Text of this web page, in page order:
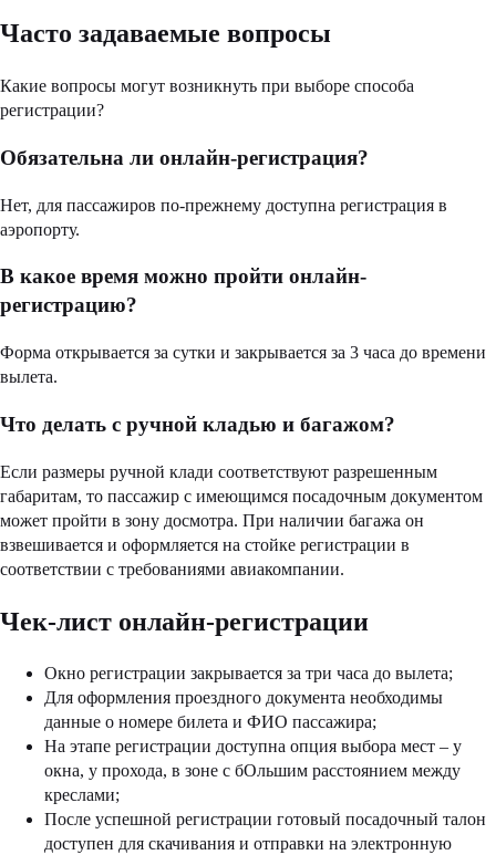
Часто задаваемые вопросы
Какие вопросы могут возникнуть при выборе способа
регистрации?
Обязательна ли онлайн-регистрация?
Нет, для пассажиров по-прежнему доступна регистрация в
аэропорту.
В какое время можно пройти онлайн-
регистрацию?
Форма открывается за сутки и закрывается за 3 часа до времени
вылета.
Что делать с ручной кладью и багажом?
Если размеры ручной клади соответствуют разрешенным
габаритам, то пассажир с имеющимся посадочным документом
может пройти в зону досмотра. При наличии багажа он
взвешивается и оформляется на стойке регистрации в
соответствии с требованиями авиакомпании.
Чек-лист онлайн-регистрации
Окно регистрации закрывается за три часа до вылета;
Для оформления проездного документа необходимы
данные о номере билета и ФИО пассажира;
На этапе регистрации доступна опция выбора мест – у
окна, у прохода, в зоне с бОльшим расстоянием между
креслами;
После успешной регистрации готовый посадочный талон
доступен для скачивания и отправки на электронную